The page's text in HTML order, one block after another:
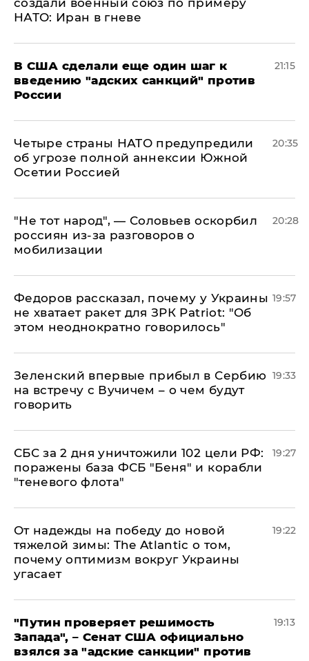
создали военный союз по примеру
НАТО: Иран в гневе
В США сделали еще один шаг к
введению "адских санкций" против
России
21:15
Четыре страны НАТО предупредили
об угрозе полной аннексии Южной
Осетии Россией
20:35
​"Не тот народ", — Соловьев оскорбил
россиян из-за разговоров о
мобилизации
20:28
Федоров рассказал, почему у Украины
не хватает ракет для ЗРК Patriot: "Об
этом неоднократно говорилось"
19:57
Зеленский впервые прибыл в Сербию
на встречу с Вучичем – о чем будут
говорить
19:33
СБС за 2 дня уничтожили 102 цели РФ:
поражены база ФСБ "Беня" и корабли
"теневого флота"
19:27
От надежды на победу до новой
тяжелой зимы: The Atlantic о том,
почему оптимизм вокруг Украины
угасает
19:22
"Путин проверяет решимость
Запада", – Сенат США официально
взялся за "адские санкции" против
19:13